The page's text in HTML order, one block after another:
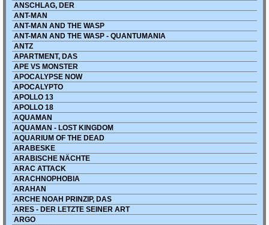
ANSCHLAG, DER
ANT-MAN
ANT-MAN AND THE WASP
ANT-MAN AND THE WASP - QUANTUMANIA
ANTZ
APARTMENT, DAS
APE VS MONSTER
APOCALYPSE NOW
APOCALYPTO
APOLLO 13
APOLLO 18
AQUAMAN
AQUAMAN - LOST KINGDOM
AQUARIUM OF THE DEAD
ARABESKE
ARABISCHE NÄCHTE
ARAC ATTACK
ARACHNOPHOBIA
ARAHAN
ARCHE NOAH PRINZIP, DAS
ARES - DER LETZTE SEINER ART
ARGO